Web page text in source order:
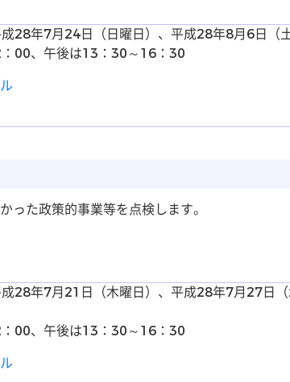
28年7月24日（日曜日）、平成28年8月6日（
00、午後は13：30～16：30
った政策的事業等を点検します。
28年7月21日（木曜日）、平成28年7月27日
00、午後は13：30～16：30